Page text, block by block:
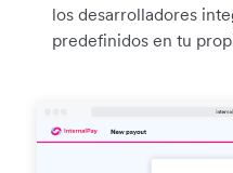
los desarrolladores
predefinidos en tu